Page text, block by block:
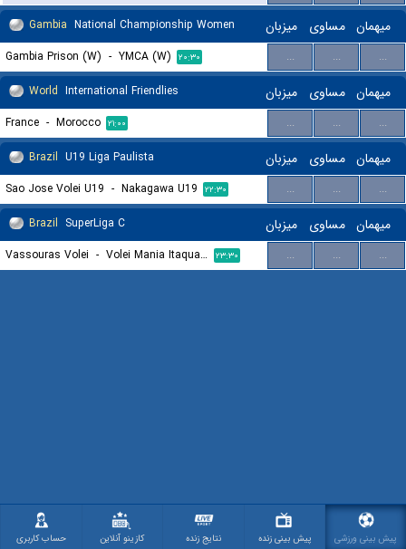
Gambia National Championship Women میزبان مساوی میهمان
Gambia Prison (W) - YMCA (W) ۲۰:۳۰ ... ...
...
World International Friendlies میزبان مساوی میهمان
France - Morocco ۲۱:۰۰ ... ...
...
Brazil U19 Liga Paulista میزبان مساوی میهمان
Sao Jose Volei U19 - Nakagawa U19 ۲۲:۳۰ ... ...
...
Brazil SuperLiga C میزبان مساوی میهمان
Vassouras Volei - Volei Mania Itaqua SP ۲۳:۳۰ ... ... ...
پیش بینی ورزشی پیش بینی زنده نتایج زنده کازینو آنلاین حساب کاربری